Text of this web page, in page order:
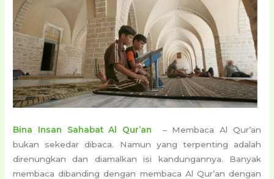
Bina Insan Sahabat Al Qur’an – Membaca Al Qur’an
bukan sekedar dibaca. Namun yang terpenting adalah
direnungkan dan diamalkan isi kandungannya. Banyak
membaca dibanding dengan membaca Al Qur’an dengan